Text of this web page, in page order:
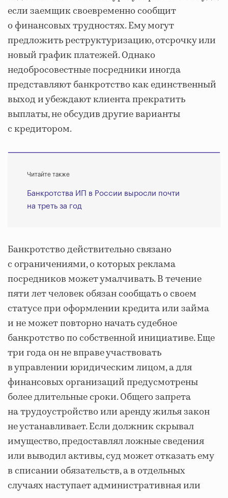
если заемщик своевременно сообщит
о финансовых трудностях. Ему могут
предложить реструктуризацию, отсрочку или
новый график платежей. Однако
недобросовестные посредники иногда
представляют банкротство как единственный
выход и убеждают клиента прекратить
выплаты, не обсудив другие варианты
с кредитором.
Читайте также
Банкротства ИП в России выросли почти
на треть за год
Банкротство действительно связано
с ограничениями, о которых реклама
посредников может умалчивать. В течение
пяти лет человек обязан сообщать о своем
статусе при оформлении кредита или займа
и не может повторно начать судебное
банкротство по собственной инициативе. Еще
три года он не вправе участвовать
в управлении юридическим лицом, а для
финансовых организаций предусмотрены
более длительные сроки. Общего запрета
на трудоустройство или аренду жилья закон
не устанавливает. Если должник скрывал
имущество, предоставлял ложные сведения
или выводил активы, суд может отказать ему
в списании обязательств, а в отдельных
случаях наступает административная или